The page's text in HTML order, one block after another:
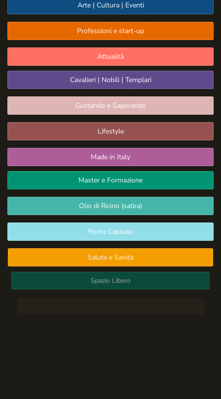
Arte | Cultura | Eventi
Professioni e start-up
Attualità
Cavalieri | Nobili | Templari
Gustando e Saporando
Lifestyle
Made in Italy
Master e Formazione
Olio di Ricino (satira)
Roma Capitale
Salute e Sanità
Spazio Libero